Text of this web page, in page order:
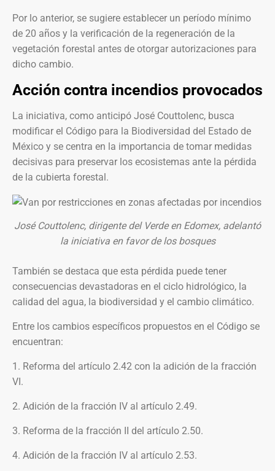
Por lo anterior, se sugiere establecer un período mínimo
de 20 años y la verificación de la regeneración de la
vegetación forestal antes de otorgar autorizaciones para
dicho cambio.
Acción contra incendios provocados
La iniciativa, como anticipó José Couttolenc, busca
modificar el Código para la Biodiversidad del Estado de
México y se centra en la importancia de tomar medidas
decisivas para preservar los ecosistemas ante la pérdida
de la cubierta forestal.
José Couttolenc, dirigente del Verde en Edomex, adelantó
la iniciativa en favor de los bosques
También se destaca que esta pérdida puede tener
consecuencias devastadoras en el ciclo hidrológico, la
calidad del agua, la biodiversidad y el cambio climático.
Entre los cambios específicos propuestos en el Código se
encuentran:
1. Reforma del artículo 2.42 con la adición de la fracción
VI.
2. Adición de la fracción IV al artículo 2.49.
3. Reforma de la fracción II del artículo 2.50.
4. Adición de la fracción IV al artículo 2.53.